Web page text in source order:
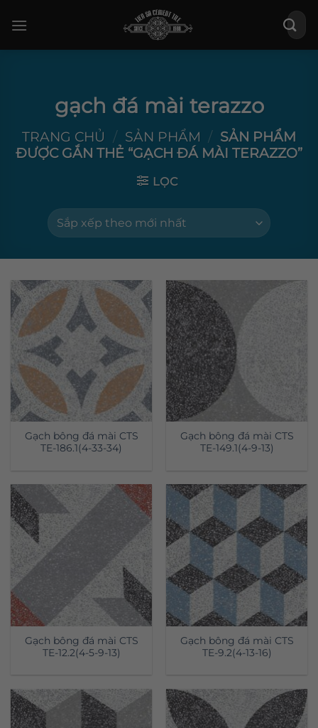
qua
Tìm
kiếm:
gạch đá mài terazzo
TRANG CHỦ / SẢN PHẨM / SẢN PHẨM
ĐƯỢC GẮN THẺ “GẠCH ĐÁ MÀI TERAZZO”
LỌC
Gạch bông đá mài CTS
TE-186.1(4-33-34)
Gạch bông đá mài CTS
TE-149.1(4-9-13)
Gạch bông đá mài CTS
TE-12.2(4-5-9-13)
Gạch bông đá mài CTS
TE-9.2(4-13-16)